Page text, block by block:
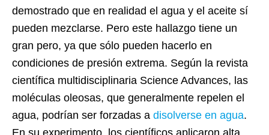
demostrado que en realidad el agua y el aceite sí
pueden mezclarse. Pero este hallazgo tiene un
gran pero, ya que sólo pueden hacerlo en
condiciones de presión extrema. Según la revista
científica multidisciplinaria Science Advances, las
moléculas oleosas, que generalmente repelen el
agua, podrían ser forzadas a disolverse en agua.
En su experimento, los científicos aplicaron alta